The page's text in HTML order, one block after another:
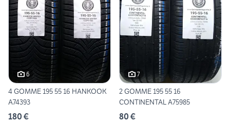
6
4 GOMME 195 55 16 HANKOOK
A74393
180 €
7
2 GOMME 195 55 16
CONTINENTAL A75985
80 €